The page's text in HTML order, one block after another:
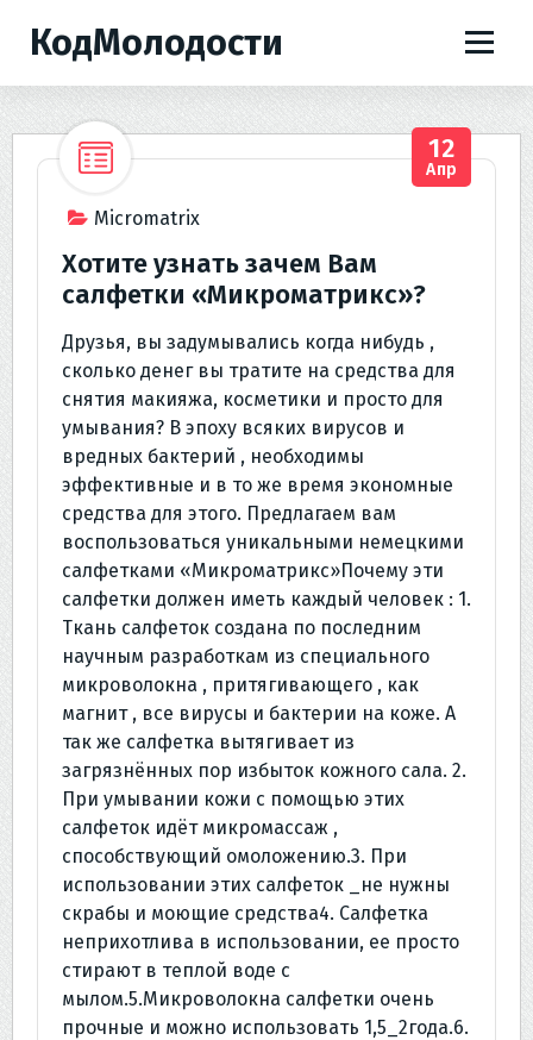
е
КодМолодости
Micromatrix
12
Апр
Хотите узнать зачем Вам
салфетки «Микроматрикс»?
Друзья, вы задумывались когда нибудь ,
сколько денег вы тратите на средства для
снятия макияжа, косметики и просто для
умывания? В эпоху всяких вирусов и
вредных бактерий , необходимы
эффективные и в то же время экономные
средства для этого. Предлагаем вам
воспользоваться уникальными немецкими
салфетками «Микроматрикс»Почему эти
салфетки должен иметь каждый человек : 1.
Ткань салфеток создана по последним
научным разработкам из специального
микроволокна , притягивающего , как
магнит , все вирусы и бактерии на коже. А
так же салфетка вытягивает из
загрязнённых пор избыток кожного сала. 2.
При умывании кожи с помощью этих
салфеток идёт микромассаж ,
способствующий омоложению.3. При
использовании этих салфеток _не нужны
скрабы и моющие средства4. Салфетка
неприхотлива в использовании, ее просто
стирают в теплой воде с
мылом.5.Микроволокна салфетки очень
прочные и можно использовать 1,5_2года.6.